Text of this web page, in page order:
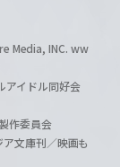
Media, INC. ww
アイドル同好会
作委員会
文庫刊／映画も